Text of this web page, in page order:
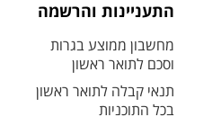
התעניינות והרשמה
מחשבון ממוצע בגרות
וסכם לתואר ראשון
תנאי קבלה לתואר ראשון
בכל התוכניות